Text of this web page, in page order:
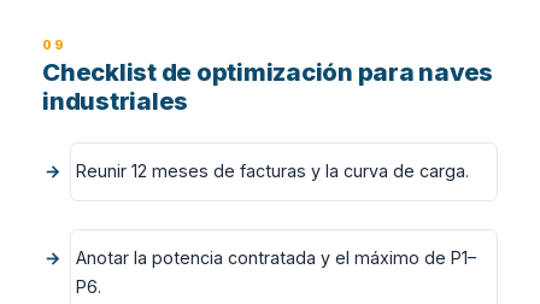
Checklist de optimización para naves
industriales
Reunir 12 meses de facturas y la curva de carga.
Anotar la potencia contratada y el máximo de P1–
P6.